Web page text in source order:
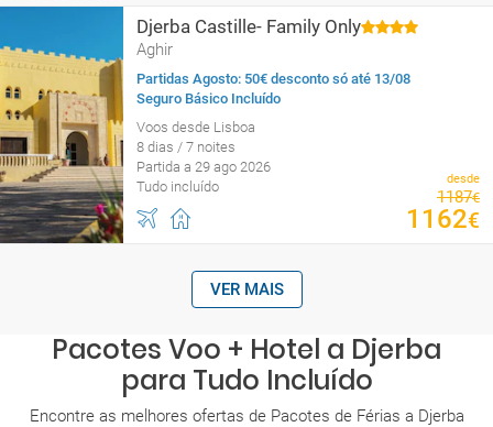
Djerba Castille- Family Only
Aghir
Partidas Agosto: 50€ desconto só até 13/08
Seguro Básico Incluído
Voos desde Lisboa
8 dias / 7 noites
Partida a 29 ago 2026
Tudo incluído
desde
1187€
1162€
VER MAIS
Pacotes Voo + Hotel a Djerba
para Tudo Incluído
Encontre as melhores ofertas de Pacotes de Férias a Djerba